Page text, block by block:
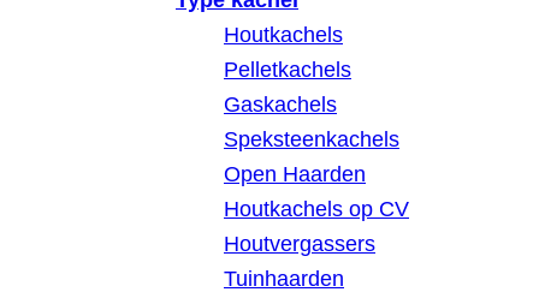
Houtkachels
Pelletkachels
Gaskachels
Speksteenkachels
Open Haarden
Houtkachels op CV
Houtvergassers
Tuinhaarden